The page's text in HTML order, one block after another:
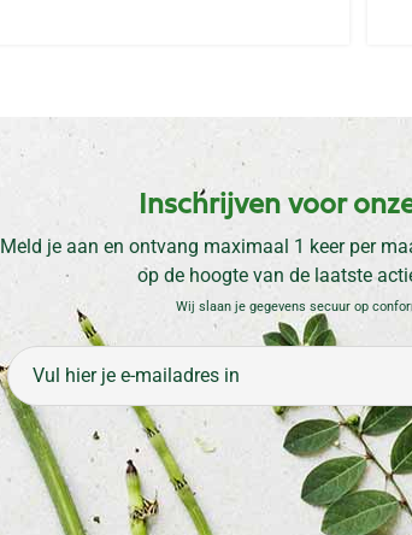
Inschrijven voor
Meld je aan en ontvang maximaal 1 keer per
op de hoogte van de laatste
Wij slaan je gegevens secuur op